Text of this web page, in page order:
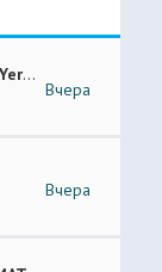
Oksy Avdalyan - Gna Du Yerevanic
Вчера
Вчера